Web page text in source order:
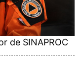
de SINAPROC